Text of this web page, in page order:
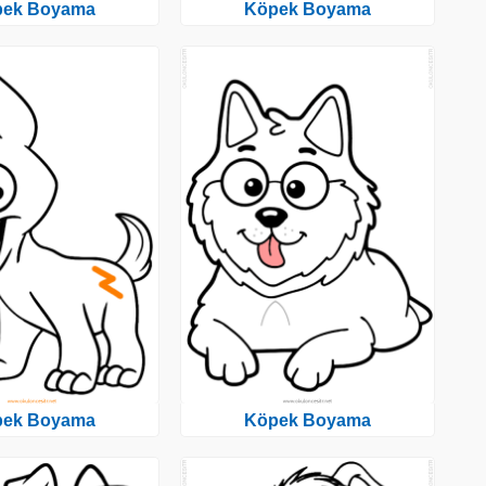
Boyama
Boyama
Köpek Boyama
Köpek Boyama